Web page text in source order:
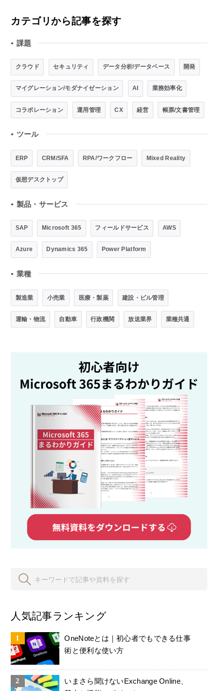
カテゴリから記事を探す
● 課題
クラウド セキュリティ データ分析/データベース 開発
マイグレーション/モダナイゼーション AI 業務効率化
コラボレーション 運用管理 CX 経営 帳票/文書管理
● ツール
ERP CRM/SFA RPA/ワークフロー Mixed Reality
仮想デスクトップ
● 製品・サービス
SAP Microsoft 365 フィールドサービス AWS
Azure Dynamics 365 Power Platform
● 業種
製造業 小売業 医療・製薬 建設・ビル管理
運輸・物流 自動車 行政機関 放送業界 業種共通
人気記事ランキング
OneNoteとは｜初心者でもできる仕事
術と便利な使い方
いまさら聞けないExchange Online、